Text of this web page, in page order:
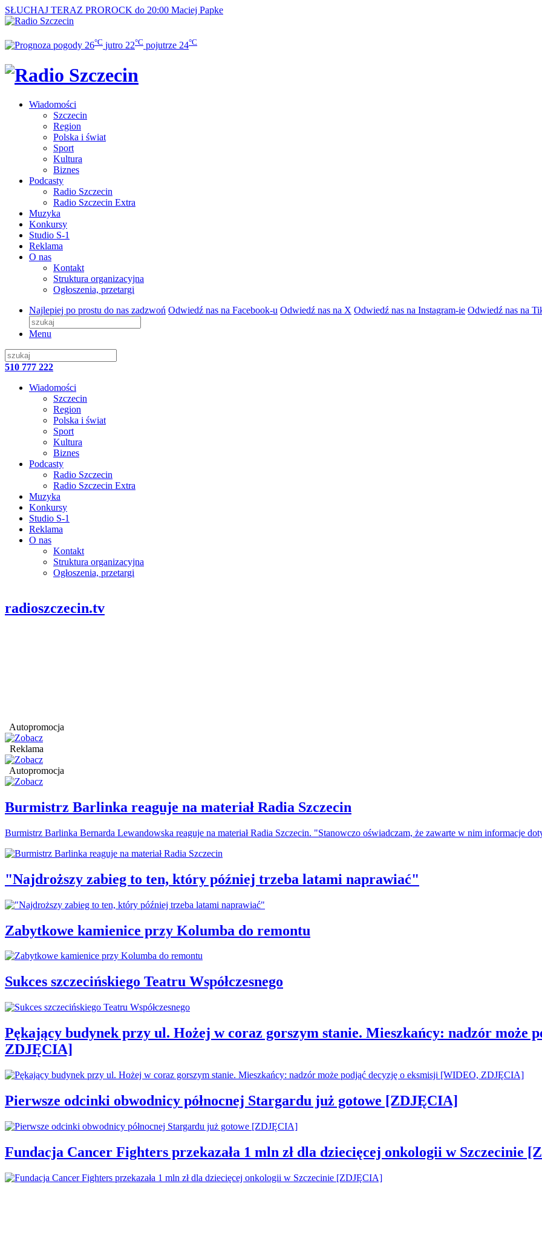
SŁUCHAJ TERAZ PROROCK do 20:00 Maciej Papke
26°C jutro 22°C pojutrze 24°C
Wiadomości
Szczecin
Region
Polska i świat
Sport
Kultura
Biznes
Podcasty
Radio Szczecin
Radio Szczecin Extra
Muzyka
Konkursy
Studio S-1
Reklama
O nas
Kontakt
Struktura organizacyjna
Ogłoszenia, przetargi
Najlepiej po prostu do nas zadzwoń Odwiedź nas na Facebook-u Odwiedź nas na X Odwiedź nas na Instagram-ie Odwiedź nas na
Menu
510 777 222
Wiadomości
Szczecin
Region
Polska i świat
Sport
Kultura
Biznes
Podcasty
Radio Szczecin
Radio Szczecin Extra
Muzyka
Konkursy
Studio S-1
Reklama
O nas
Kontakt
Struktura organizacyjna
Ogłoszenia, przetargi
radioszczecin.tv
Autopromocja
Reklama
Autopromocja
Burmistrz Barlinka reaguje na materiał Radia Szczecin
Burmistrz Barlinka Bernarda Lewandowska reaguje na materiał Radia Szczecin. "Stanowczo oświadczam, że zawarte w nim informacje
"Najdroższy zabieg to ten, który później trzeba latami naprawiać"
Zabytkowe kamienice przy Kolumba do remontu
Sukces szczecińskiego Teatru Współczesnego
Pękający budynek przy ul. Hożej w coraz gorszym stanie. Mieszkańcy: nadzór może
ZDJĘCIA]
Pierwsze odcinki obwodnicy północnej Stargardu już gotowe [ZDJĘCIA]
Fundacja Cancer Fighters przekazała 1 mln zł dla dziecięcej onkologii w Szczecinie